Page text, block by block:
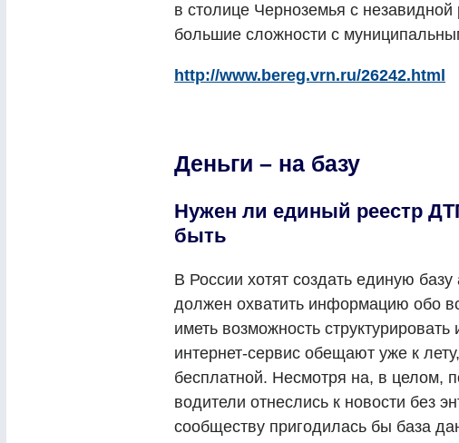
в столице Черноземья с
большие сложности с
http://www.bereg.vrn.ru/26242.html
Деньги – на базу
Нужен ли единый реестр
быть
В России хотят создать единую
должен охватить информацию обо
иметь возможность
интернет-сервис обещают уже к
бесплатной. Несмотря на, в целом,
водители отнеслись к новости без
сообществу пригодилась бы база